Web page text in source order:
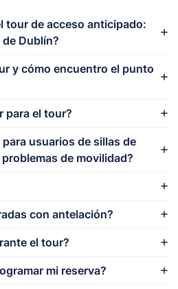
tour de acceso anticipado:
Dublín?
y cómo encuentro el punto
para el tour?
usuarios de sillas de
de movilidad?
con antelación?
el tour?
mi reserva?